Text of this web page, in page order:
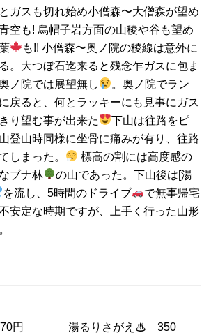
ガスも切れ始め小僧森〜大僧森が望め
空も! 烏帽子岩方面の山稜や谷も望め
も!! 小僧森〜奥ノ院の稜線は意外に
。大つぼ石迄来ると残念乍ガスに包ま
ノ院では展望無し
。奥ノ院でラン
戻ると、何とラッキーにも見事にガス
り望む事が出来た
下山は往路をピ
登山時同様に坐骨に痛みが有り、往路
しまった。
標高の割には高度感の
ブナ林
の山であった。下山後は[湯
を流し、5時間のドライブ
で無事帰宅
安定な時期ですが、上手く行った山形
円 湯るりさがえ♨ 350